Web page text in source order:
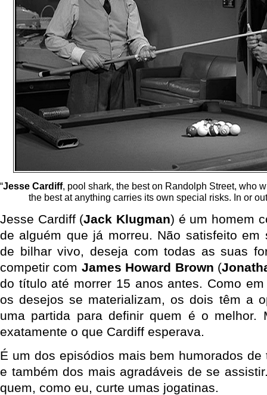
“Jesse Cardiff, pool shark, the best on Randolph Street, who
the best at anything carries its own special risks. In or
Jesse Cardiff (Jack Klugman) é um homem
de alguém que já morreu. Não satisfeito em
de bilhar vivo, deseja com todas as suas
competir com James Howard Brown (
do título até morrer 15 anos antes. Como
os desejos se materializam, os dois têm a
uma partida para definir quem é o melhor.
exatamente o que Cardiff esperava.
É um dos episódios mais bem humorados
e também dos mais agradáveis de se
quem, como eu, curte umas jogatinas.